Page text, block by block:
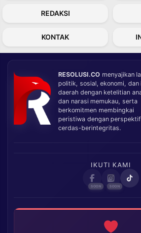
REDAKSI
KONTAK
RESOLUSI.CO menyajikan
politik, sosial, ekonomi, dan
daerah dengan ketelitian
dan narasi memukau, serta
berkomitmen membingkai
peristiwa dengan perspektif
cerdas-berintegritas.
IKUTI KAMI